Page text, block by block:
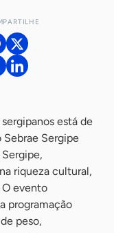
está de
Sebrae Sergipe
riqueza cultural,
evento
programação
peso,